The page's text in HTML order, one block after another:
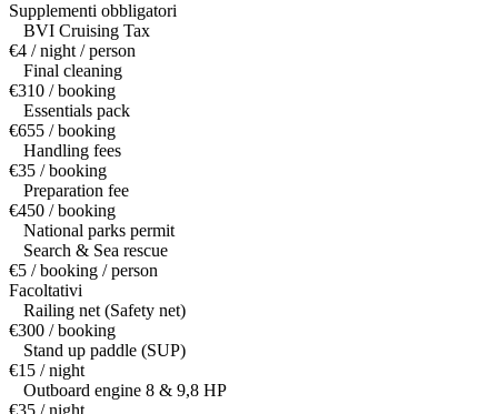
Supplementi obbligatori
BVI Cruising Tax
€4 / night / person
Final cleaning
€310 / booking
Essentials pack
€655 / booking
Handling fees
€35 / booking
Preparation fee
€450 / booking
National parks permit
Search & Sea rescue
€5 / booking / person
Facoltativi
Railing net (Safety net)
€300 / booking
Stand up paddle (SUP)
€15 / night
Outboard engine 8 & 9,8 HP